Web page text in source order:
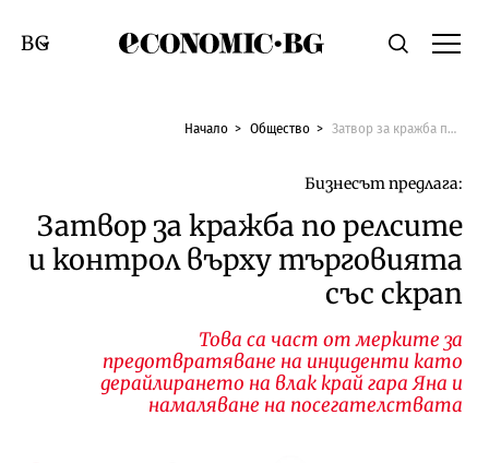
Economic.bgТърсене
Смяна на език
Начало Общество Затвор за кражба по релсите и контрол върху търговията със скрап
Затвор за кражба по релсите
и контрол върху търговията
със скрап
Това са част от мерките за
предотвратяване на инциденти като
дерайлирането на влак край гара Яна и
намаляване на посегателствата
Бизнесът предлага: